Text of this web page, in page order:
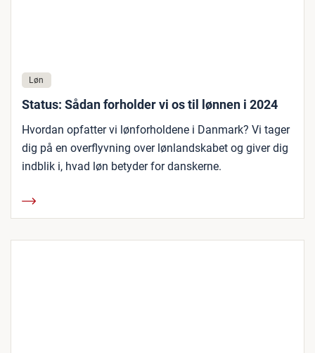
Løn
Status: Sådan forholder vi os til lønnen i 2024
Hvordan opfatter vi lønforholdene i Danmark? Vi tager
dig på en overflyvning over lønlandskabet og giver dig
indblik i, hvad løn betyder for danskerne.